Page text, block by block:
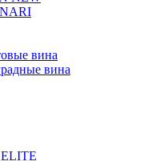
вина
вина